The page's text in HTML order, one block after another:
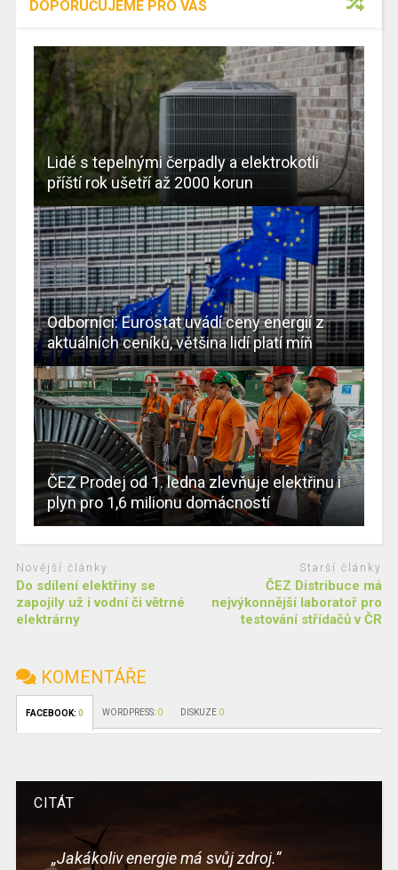
DOPORUČUJEME PRO VÁS
Lidé s tepelnými čerpadly a elektrokotli
příští rok ušetří až 2000 korun
Odborníci: Eurostat uvádí ceny energií z
aktuálních ceníků, většina lidí platí míň
ČEZ Prodej od 1. ledna zlevňuje elektřinu i
plyn pro 1,6 milionu domácností
Novější články
Do sdílení elektřiny se
zapojily už i vodní či větrné
elektrárny
Starší články
ČEZ Distribuce má
nejvýkonnější laboratoř pro
testování střídačů v ČR
KOMENTÁŘE
FACEBOOK: 0 WORDPRESS: 0 DISKUZE 0
CITÁT
„Jakákoliv energie má svůj zdroj.“